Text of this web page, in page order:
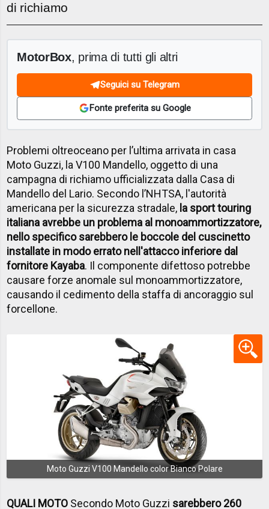
di richiamo
MotorBox, prima di tutti gli altri
Seguici su Telegram
Fonte preferita su Google
Problemi oltreoceano per l’ultima arrivata in casa
Moto Guzzi, la V100 Mandello, oggetto di una
campagna di richiamo ufficializzata dalla Casa di
Mandello del Lario. Secondo l’NHTSA, l'autorità
americana per la sicurezza stradale, la sport touring
italiana avrebbe un problema al monoammortizzatore,
nello specifico sarebbero le boccole del cuscinetto
installate in modo errato nell'attacco inferiore dal
fornitore Kayaba. Il componente difettoso potrebbe
causare forze anomale sul monoammortizzatore,
causando il cedimento della staffa di ancoraggio sul
forcellone.
Moto Guzzi V100 Mandello color Bianco Polare
QUALI MOTO Secondo Moto Guzzi sarebbero 260